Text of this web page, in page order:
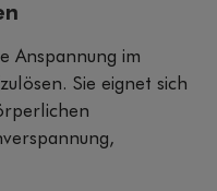
Anspannung im
Sie eignet sich